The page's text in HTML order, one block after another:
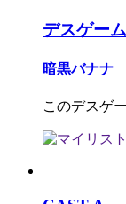
デスゲー
暗黒バナナ
このデスゲ